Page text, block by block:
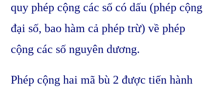
quy phép cộng các số có dấu (phép cộng
đại số, bao hàm cả phép trừ) về phép
cộng các số nguyên dương.
Phép cộng hai mã bù 2 được tiến hành